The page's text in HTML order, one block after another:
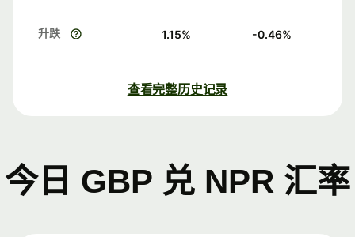
升跌 1.15% -0.46%
查看完整历史记录
今日 GBP 兑 NPR 汇率